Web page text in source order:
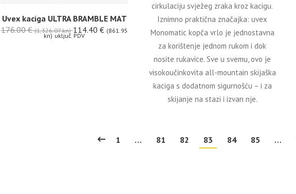
cirkulaciju svježeg zraka kroz kacigu.
Iznimno praktična značajka: uvex
Monomatic kopča vrlo je jednostavna
za korištenje jednom rukom i dok
nosite rukavice. Sve u svemu, ovo je
visokoučinkovita all-mountain skijaška
kaciga s dodatnom sigurnošću – i za
skijanje na stazi i izvan nje.
Uvex kaciga ULTRA BRAMBLE MAT
176.00€ (1,326.07 kn) 114.40 € (861.95
kn) uključ. PDV
1 … 81 82 83 84 85 …